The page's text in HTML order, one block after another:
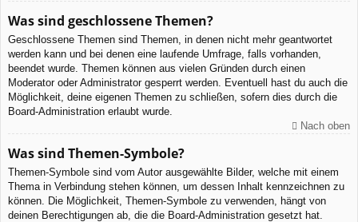
Was sind geschlossene Themen?
Geschlossene Themen sind Themen, in denen nicht mehr geantwortet
werden kann und bei denen eine laufende Umfrage, falls vorhanden,
beendet wurde. Themen können aus vielen Gründen durch einen
Moderator oder Administrator gesperrt werden. Eventuell hast du auch die
Möglichkeit, deine eigenen Themen zu schließen, sofern dies durch die
Board-Administration erlaubt wurde.
Nach oben
Was sind Themen-Symbole?
Themen-Symbole sind vom Autor ausgewählte Bilder, welche mit einem
Thema in Verbindung stehen können, um dessen Inhalt kennzeichnen zu
können. Die Möglichkeit, Themen-Symbole zu verwenden, hängt von
deinen Berechtigungen ab, die die Board-Administration gesetzt hat.